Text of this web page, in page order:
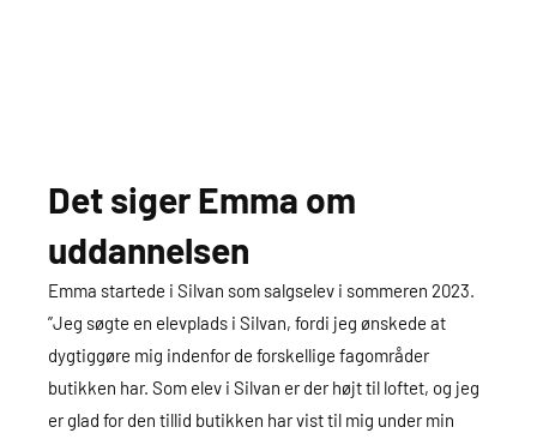
Det siger Emma om
uddannelsen
Emma startede i Silvan som salgselev i sommeren 2023.
”Jeg søgte en elevplads i Silvan, fordi jeg ønskede at
dygtiggøre mig indenfor de forskellige fagområder
butikken har. Som elev i Silvan er der højt til loftet, og jeg
er glad for den tillid butikken har vist til mig under min